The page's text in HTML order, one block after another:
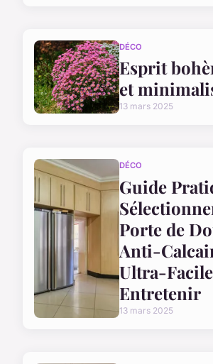
DÉCO
Esprit
et
13 mars 2025
DÉCO
Guide
Porte de
Anti-
Ultra-
Entretenir
13 mars 2025